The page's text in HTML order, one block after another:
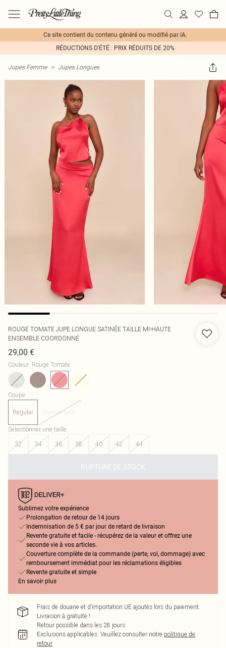
Ce site contient du contenu généré ou modifié par IA.
RÉDUCTIONS D'ÉTÉ : PRIX RÉDUITS DE 20%
Jupes Femme > Jupes Longues
ROUGE TOMATE JUPE LONGUE SATINÉE TAILLE MI-HAUTE
ENSEMBLE COORDONNÉ
29,00 €
Couleur: Rouge Tomate
Coupe:
Regular Grande taille
Sélectionner une taille:
32
34 36 38 40 42 44
RUPTURE DE STOCK
Sublimez votre expérience
Prolongation de retour de 14 jours
Indemnisation de 5 € par jour de retard de livraison
Revente gratuite et facile - récupérez de la valeur et offrez une
seconde vie à vos articles.
Couverture complète de la commande (perte, vol, dommage) avec
remboursement immédiat pour les réclamations éligibles
Revente gratuite et simple
En savoir plus
Frais de douane et d’importation UE ajoutés lors du paiement.
Livraison à gratuite !
Retour possible dans les 28 jours
Exclusions applicables. Veuillez consulter notre politique de
retour